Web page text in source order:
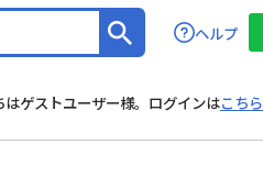
ヘルプ
はゲストユーザー様。ログインはこちら